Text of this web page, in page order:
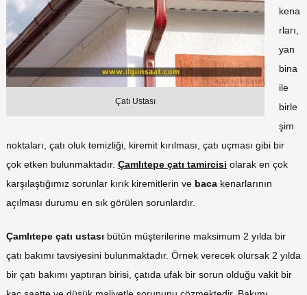
Çatı Ustası
kena
rları,
yan
bina
ile
birle
şim
noktaları, çatı oluk temizliği, kiremit kırılması, çatı uçması gibi bir
çok etken bulunmaktadır. Çamlıtepe çatı tamircisi olarak en çok
karşılaştığımız sorunlar kırık kiremitlerin ve baca kenarlarının
açılması durumu en sık görülen sorunlardır.
Çamlıtepe çatı ustası bütün müşterilerine maksimum 2 yılda bir
çatı bakımı tavsiyesini bulunmaktadır. Örnek verecek olursak 2 yılda
bir çatı bakımı yaptıran birisi, çatıda ufak bir sorun olduğu vakit bir